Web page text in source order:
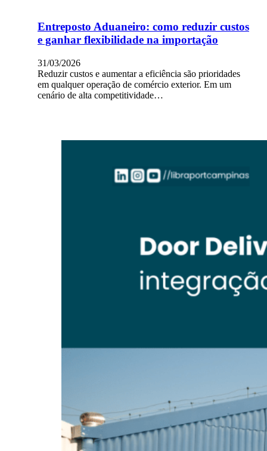
Entreposto Aduaneiro: como reduzir custos
e ganhar flexibilidade na importação
31/03/2026
Reduzir custos e aumentar a eficiência são prioridades
em qualquer operação de comércio exterior. Em um
cenário de alta competitividade…